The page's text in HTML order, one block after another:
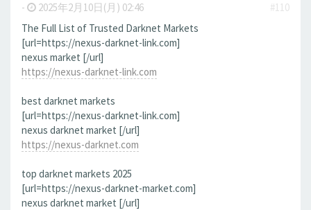
- 2025年2月10日(月) 02:46
#110
The Full List of Trusted Darknet Markets
[url=https://nexus-darknet-link.com]
nexus market [/url]
https://nexus-darknet-link.com
best darknet markets
[url=https://nexus-darknet-link.com]
nexus darknet market [/url]
https://nexus-darknet.com
top darknet markets 2025
[url=https://nexus-darknet-market.com]
nexus darknet market [/url]